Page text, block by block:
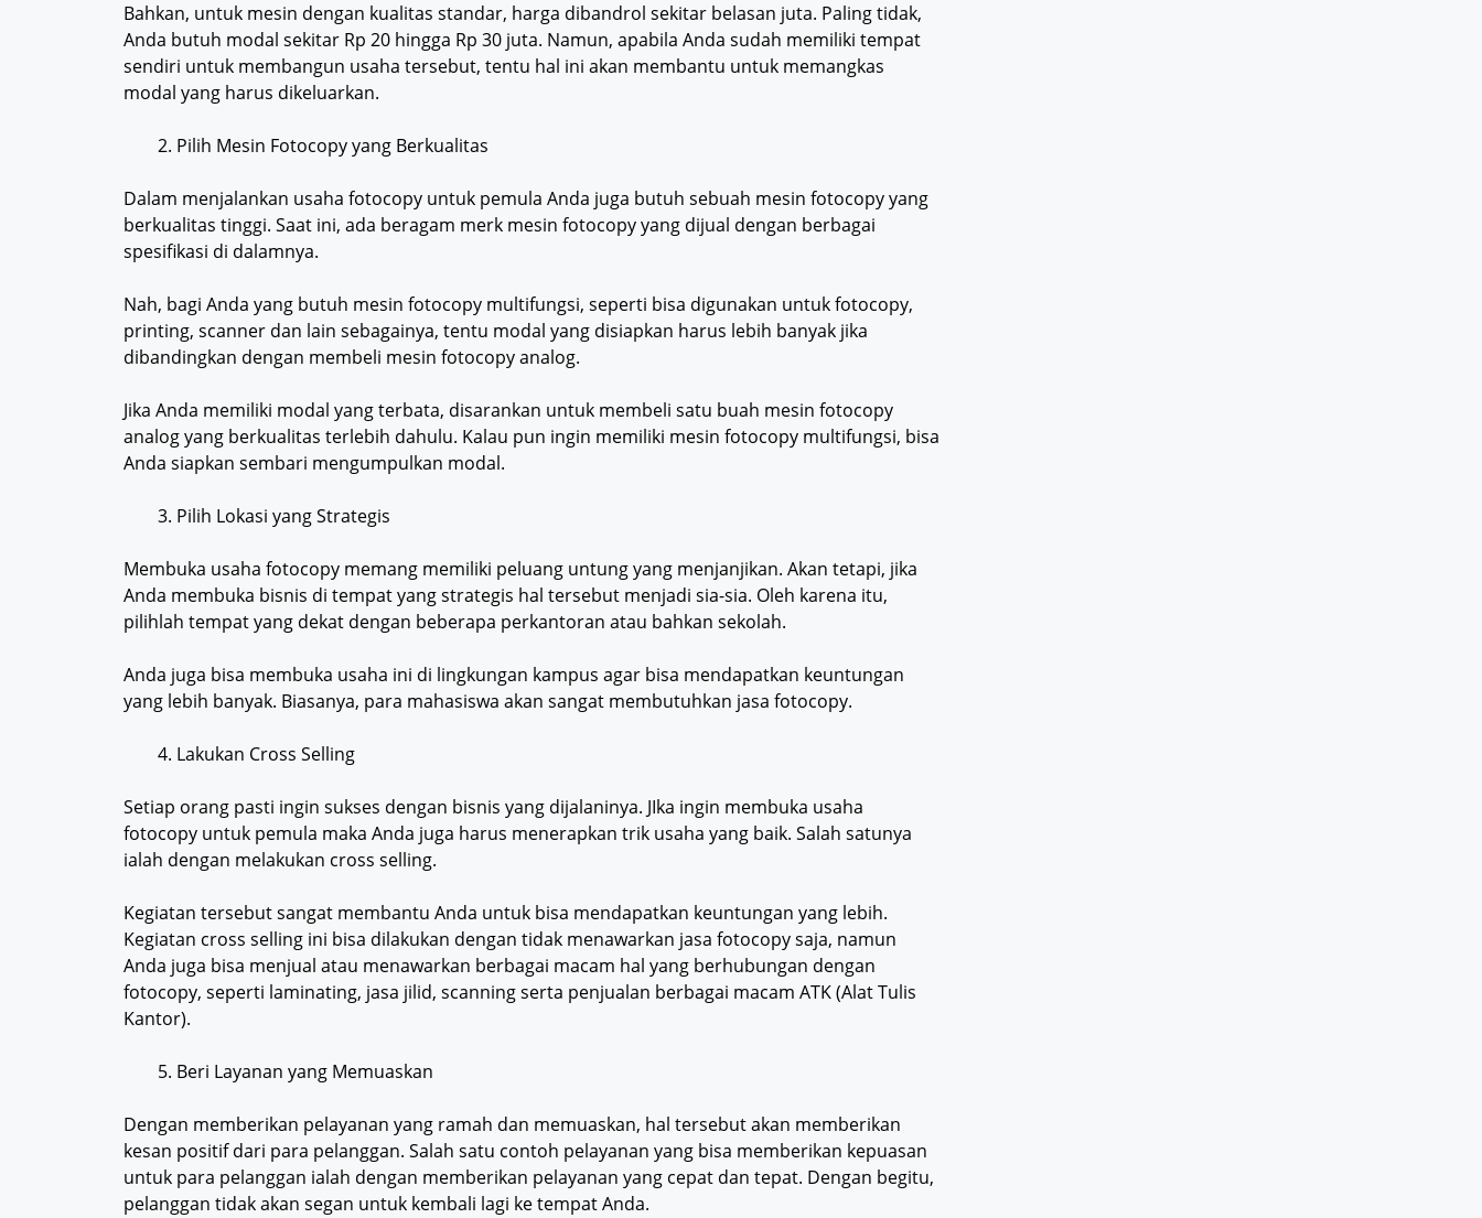
Bahkan, untuk mesin dengan kualitas standar, harga dibandrol sekitar belasan juta. Paling tidak,
Anda butuh modal sekitar Rp 20 hingga Rp 30 juta. Namun, apabila Anda sudah memiliki tempat
sendiri untuk membangun usaha tersebut, tentu hal ini akan membantu untuk memangkas
modal yang harus dikeluarkan.
Pilih Mesin Fotocopy yang Berkualitas
Dalam menjalankan usaha fotocopy untuk pemula Anda juga butuh sebuah mesin fotocopy yang
berkualitas tinggi. Saat ini, ada beragam merk mesin fotocopy yang dijual dengan berbagai
spesifikasi di dalamnya.
Nah, bagi Anda yang butuh mesin fotocopy multifungsi, seperti bisa digunakan untuk fotocopy,
printing, scanner dan lain sebagainya, tentu modal yang disiapkan harus lebih banyak jika
dibandingkan dengan membeli mesin fotocopy analog.
Jika Anda memiliki modal yang terbata, disarankan untuk membeli satu buah mesin fotocopy
analog yang berkualitas terlebih dahulu. Kalau pun ingin memiliki mesin fotocopy multifungsi, bisa
Anda siapkan sembari mengumpulkan modal.
Pilih Lokasi yang Strategis
Membuka usaha fotocopy memang memiliki peluang untung yang menjanjikan. Akan tetapi, jika
Anda membuka bisnis di tempat yang strategis hal tersebut menjadi sia-sia. Oleh karena itu,
pilihlah tempat yang dekat dengan beberapa perkantoran atau bahkan sekolah.
Anda juga bisa membuka usaha ini di lingkungan kampus agar bisa mendapatkan keuntungan
yang lebih banyak. Biasanya, para mahasiswa akan sangat membutuhkan jasa fotocopy.
Lakukan Cross Selling
Setiap orang pasti ingin sukses dengan bisnis yang dijalaninya. JIka ingin membuka usaha
fotocopy untuk pemula maka Anda juga harus menerapkan trik usaha yang baik. Salah satunya
ialah dengan melakukan cross selling.
Kegiatan tersebut sangat membantu Anda untuk bisa mendapatkan keuntungan yang lebih.
Kegiatan cross selling ini bisa dilakukan dengan tidak menawarkan jasa fotocopy saja, namun
Anda juga bisa menjual atau menawarkan berbagai macam hal yang berhubungan dengan
fotocopy, seperti laminating, jasa jilid, scanning serta penjualan berbagai macam ATK (Alat Tulis
Kantor).
Beri Layanan yang Memuaskan
Dengan memberikan pelayanan yang ramah dan memuaskan, hal tersebut akan memberikan
kesan positif dari para pelanggan. Salah satu contoh pelayanan yang bisa memberikan kepuasan
untuk para pelanggan ialah dengan memberikan pelayanan yang cepat dan tepat. Dengan begitu,
pelanggan tidak akan segan untuk kembali lagi ke tempat Anda.